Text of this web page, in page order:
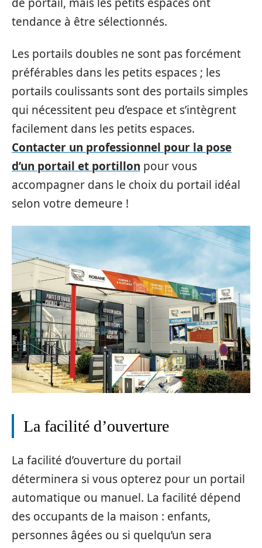
tendance à être sélectionnés.
Les portails doubles ne sont pas forcément
préférables dans les petits espaces ; les
portails coulissants sont des portails simples
qui nécessitent peu d’espace et s’intègrent
facilement dans les petits espaces.
Contacter un professionnel pour la pose
d’un portail et portillon pour vous
accompagner dans le choix du portail idéal
selon votre demeure !
La facilité d’ouverture
La facilité d’ouverture du portail
déterminera si vous opterez pour un portail
automatique ou manuel. La facilité dépend
des occupants de la maison : enfants,
personnes âgées ou si quelqu’un sera